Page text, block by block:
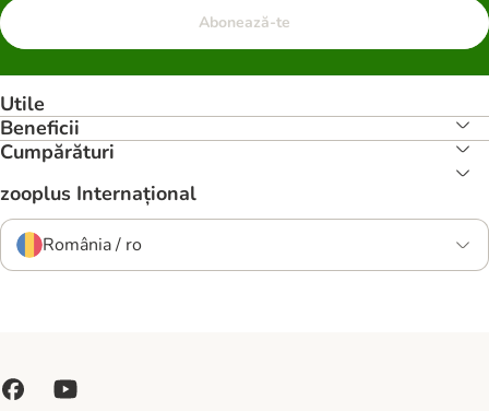
Abonează-te
Utile
Beneficii
Cumpărături
zooplus Internațional
România / ro